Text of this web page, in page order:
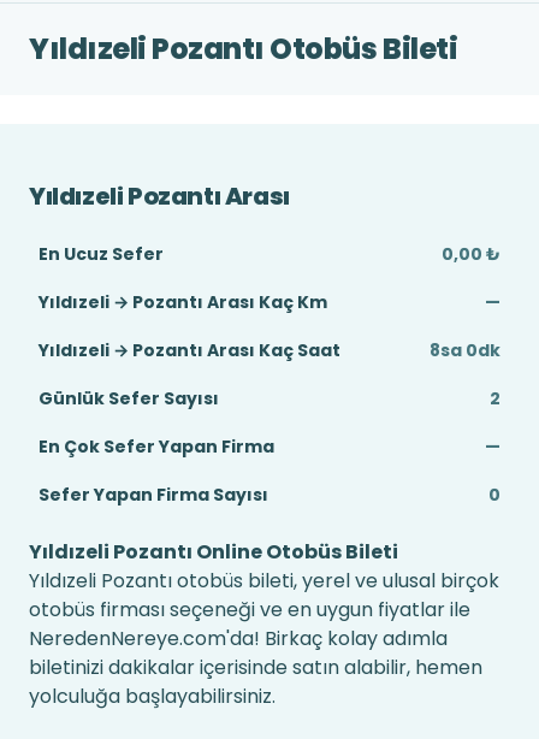
Yıldızeli Pozantı Otobüs Bileti
Yıldızeli Pozantı Arası
En Ucuz Sefer
0,00 ₺
Yıldızeli → Pozantı Arası Kaç Km
—
Yıldızeli → Pozantı Arası Kaç Saat
8sa 0dk
Günlük Sefer Sayısı
2
En Çok Sefer Yapan Firma
—
Sefer Yapan Firma Sayısı
0
Yıldızeli Pozantı Online Otobüs Bileti
Yıldızeli Pozantı otobüs bileti, yerel ve ulusal birçok
otobüs firması seçeneği ve en uygun fiyatlar ile
NeredenNereye.com'da! Birkaç kolay adımla
biletinizi dakikalar içerisinde satın alabilir, hemen
yolculuğa başlayabilirsiniz.